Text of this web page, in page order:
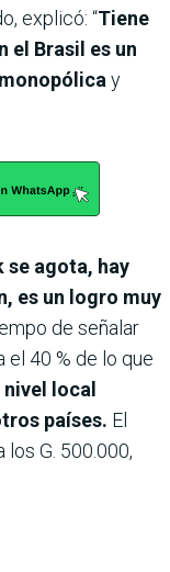
explicó: “Tiene
el Brasil es un
y
se agota, hay
es un logro muy
de señalar
el 40 % de lo que
nivel local
países. El
G. 500.000,